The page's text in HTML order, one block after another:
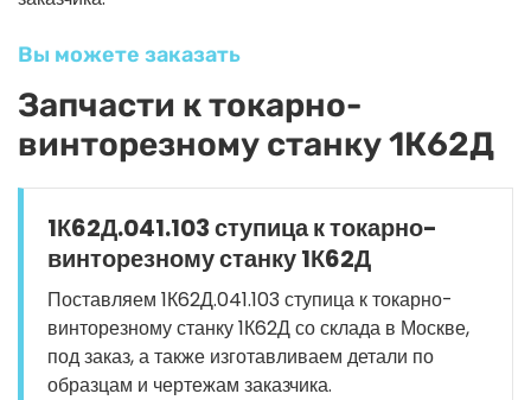
Вы можете заказать
Запчасти к токарно-
винторезному станку 1К62Д
1К62Д.041.103 ступица к токарно-
винторезному станку 1К62Д
Поставляем 1К62Д.041.103 ступица к токарно-
винторезному станку 1К62Д со склада в Москве,
под заказ, а также изготавливаем детали по
образцам и чертежам заказчика.